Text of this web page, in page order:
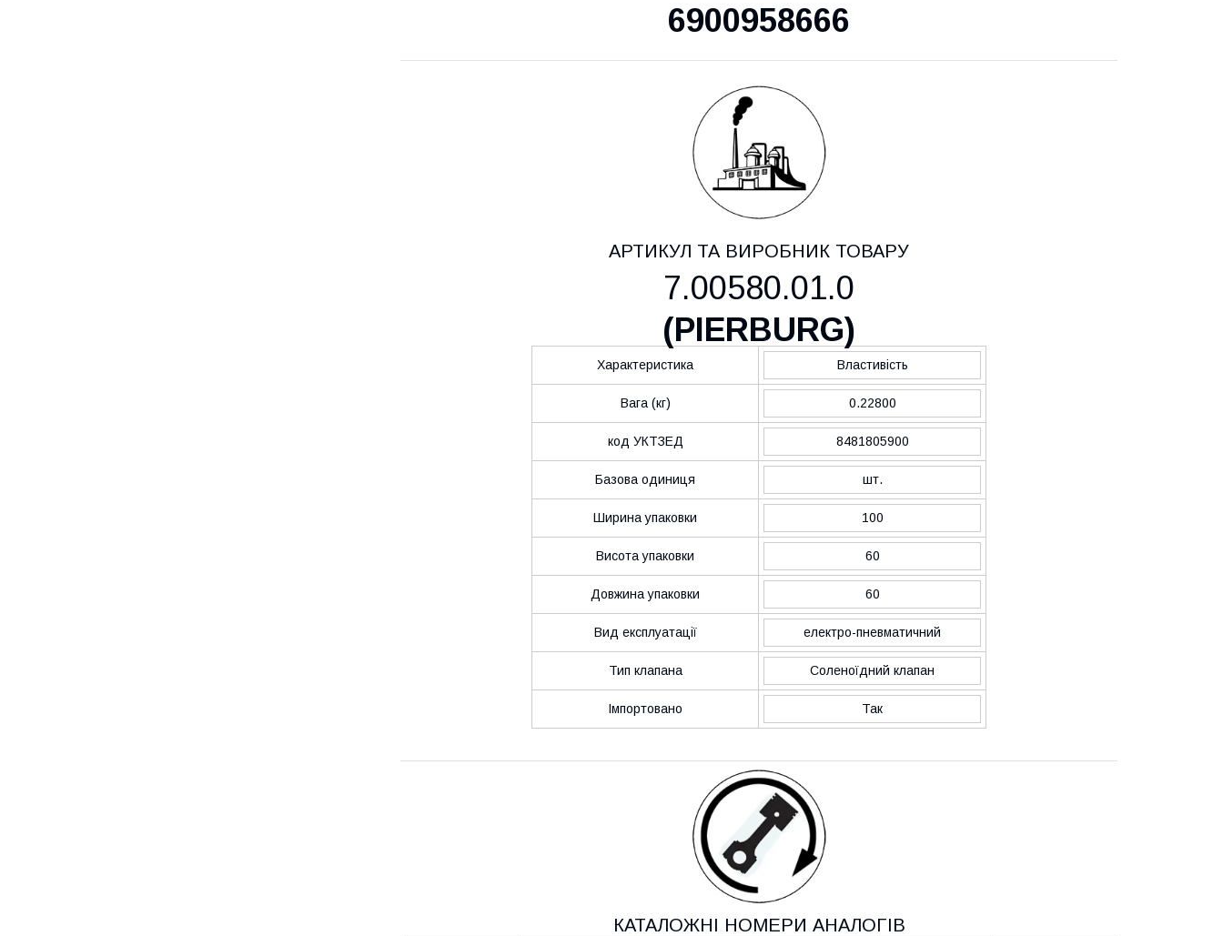
6900958666
АРТИКУЛ ТА ВИРОБНИК ТОВАРУ
7.00580.01.0
(PIERBURG)
Характеристика Властивість
Вага (кг) 0.22800
код УКТЗЕД 8481805900
Базова одиниця шт.
Ширина упаковки 100
Висота упаковки 60
Довжина упаковки 60
Вид експлуатації електро-пневматичний
Тип клапана Соленоїдний клапан
Імпортовано Так
КАТАЛОЖНІ НОМЕРИ АНАЛОГІВ